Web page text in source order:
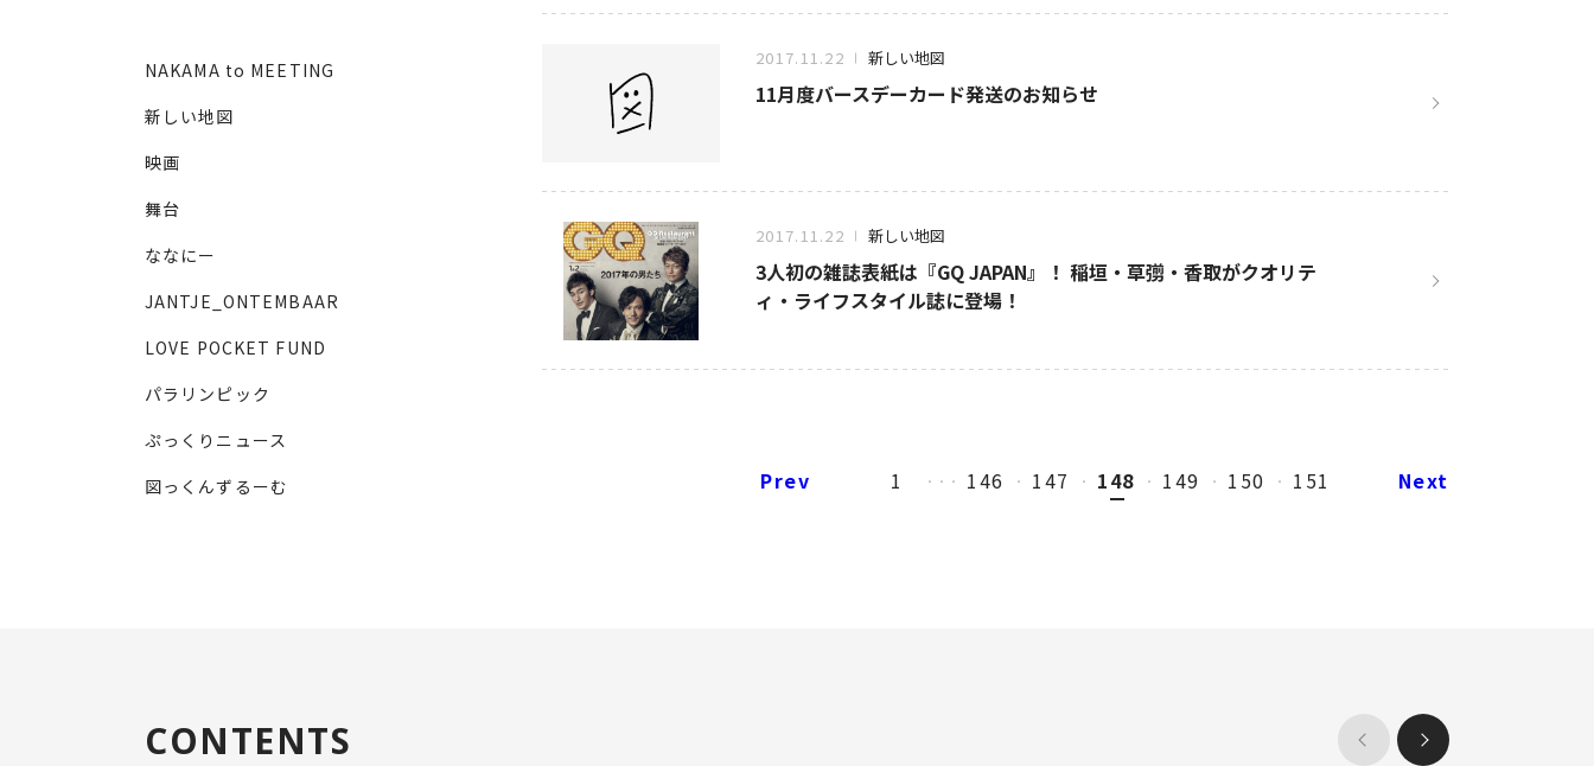
NAKAMA to MEETING
新しい地図
映画
舞台
ななにー
JANTJE_ONTEMBAAR
LOVE POCKET FUND
パラリンピック
ぷっくりニュース
図っくんずるーむ
2017.11.22 新しい地図
11月度バースデーカード発送のお知らせ
2017.11.22 新しい地図
3人初の雑誌表紙は『GQ JAPAN』！ 稲垣・草彅・香取がクオリテ
ィ・ライフスタイル誌に登場！
Prev 1 146 147 148 149 150 151 Next
CONTENTS